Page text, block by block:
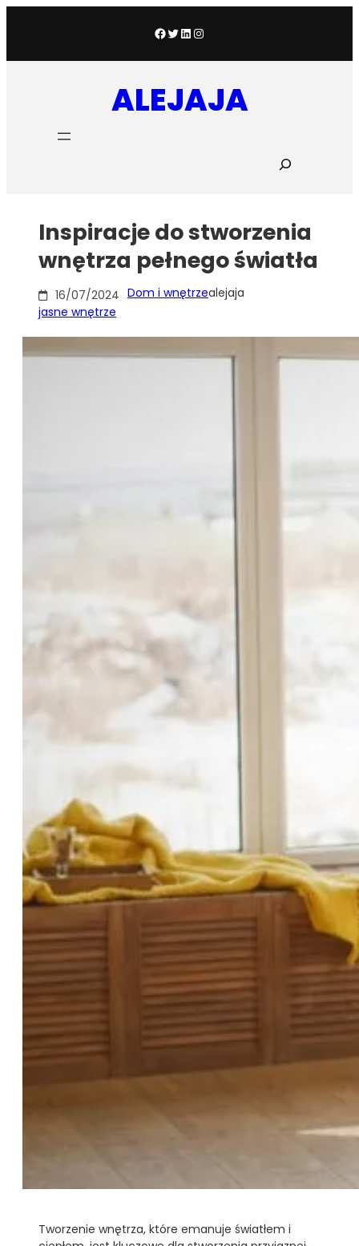
Facebook
Twitter
LinkedIn
Instagram
ALEJAJA
a
j
Inspiracje do stworzenia
wnętrza pełnego światła
16/07/2024 Dom i wnętrzealejaja
jasne wnętrze
Tworzenie wnętrza, które emanuje światłem i